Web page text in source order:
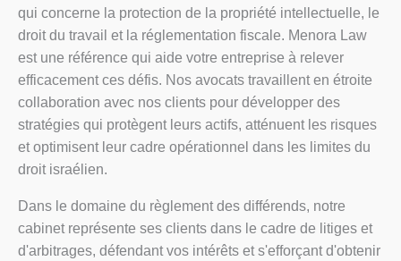
qui concerne la protection de la propriété intellectuelle, le
droit du travail et la réglementation fiscale. Menora Law
est une référence qui aide votre entreprise à relever
efficacement ces défis. Nos avocats travaillent en étroite
collaboration avec nos clients pour développer des
stratégies qui protègent leurs actifs, atténuent les risques
et optimisent leur cadre opérationnel dans les limites du
droit israélien.
Dans le domaine du règlement des différends, notre
cabinet représente ses clients dans le cadre de litiges et
d'arbitrages, défendant vos intérêts et s'efforçant d'obtenir